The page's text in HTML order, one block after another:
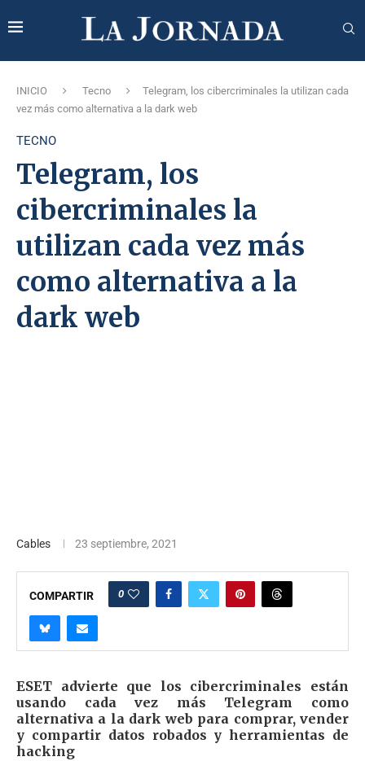
INICIO Tecno
Telegram, los cibercriminales la utilizan cada
vez más como alternativa a la dark web
TECNO
Telegram, los
cibercriminales la
utilizan cada vez más
como alternativa a la
dark web
Cables 23 septiembre, 2021
COMPARTIR 0
ESET advierte que los cibercriminales están
usando cada vez más Telegram como
alternativa a la dark web para comprar, vender
y compartir datos robados y herramientas de
hacking